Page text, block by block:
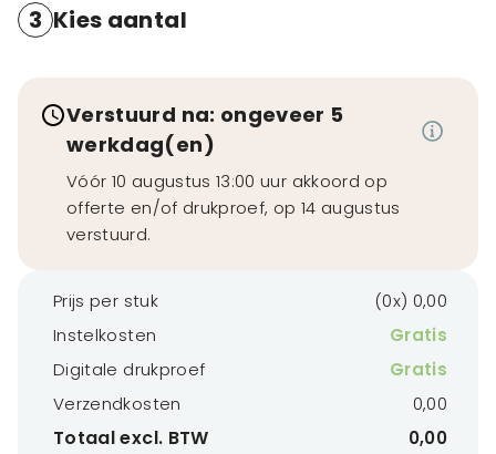
3 Kies aantal
Verstuurd na: ongeveer 5
werkdag(en)
Vóór 10 augustus 13:00 uur akkoord op
offerte en/of drukproef, op 14 augustus
verstuurd.
Prijs per stuk
(0x) 0,00
Instelkosten
Gratis
Digitale drukproef
Gratis
Verzendkosten
0,00
Totaal excl. BTW
0,00